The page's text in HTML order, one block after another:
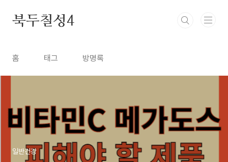
북두칠성4
홈 태그 방명록
일반건강